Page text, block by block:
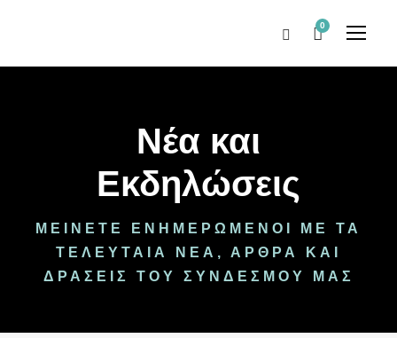
0
Νέα και
Εκδηλώσεις
ΜΕΊΝΕΤΕ ΕΝΗΜΕΡΩΜΈΝΟΙ ΜΕ ΤΑ
ΤΕΛΕΥΤΑΊΑ ΝΈΑ, ΆΡΘΡΑ ΚΑΙ
ΔΡΆΣΕΙΣ ΤΟΥ ΣΥΝΔΈΣΜΟΥ ΜΑΣ